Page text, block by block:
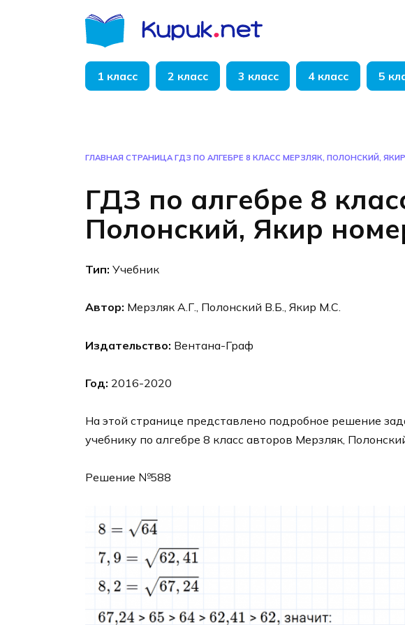
1 класс 2 класс 3 класс 4 класс 5
ГЛАВНАЯ СТРАНИЦА ГДЗ ПО АЛГЕБРЕ 8 КЛАСС МЕРЗЛЯК, ПОЛОНСКИЙ,
ГДЗ по алгебре 8
Полонский, Якир
Тип: Учебник
Автор: Мерзляк А.Г., Полонский В.Б., Якир М.С.
Издательство: Вентана-Граф
Год: 2016-2020
На этой странице представлено подробное решение
учебнику по алгебре 8 класс авторов Мерзляк,
Решение №588